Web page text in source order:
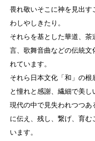
畏れ敬いそこに神を見出す
わしやしきたり。
それらを基とした華道、
言、歌舞音曲などの伝統文
れています。
それら日本文化「和」の
と憧れと感謝、繊細で美し
現代の中で見失われつつ
に伝え、残し、繋げ、育
います。